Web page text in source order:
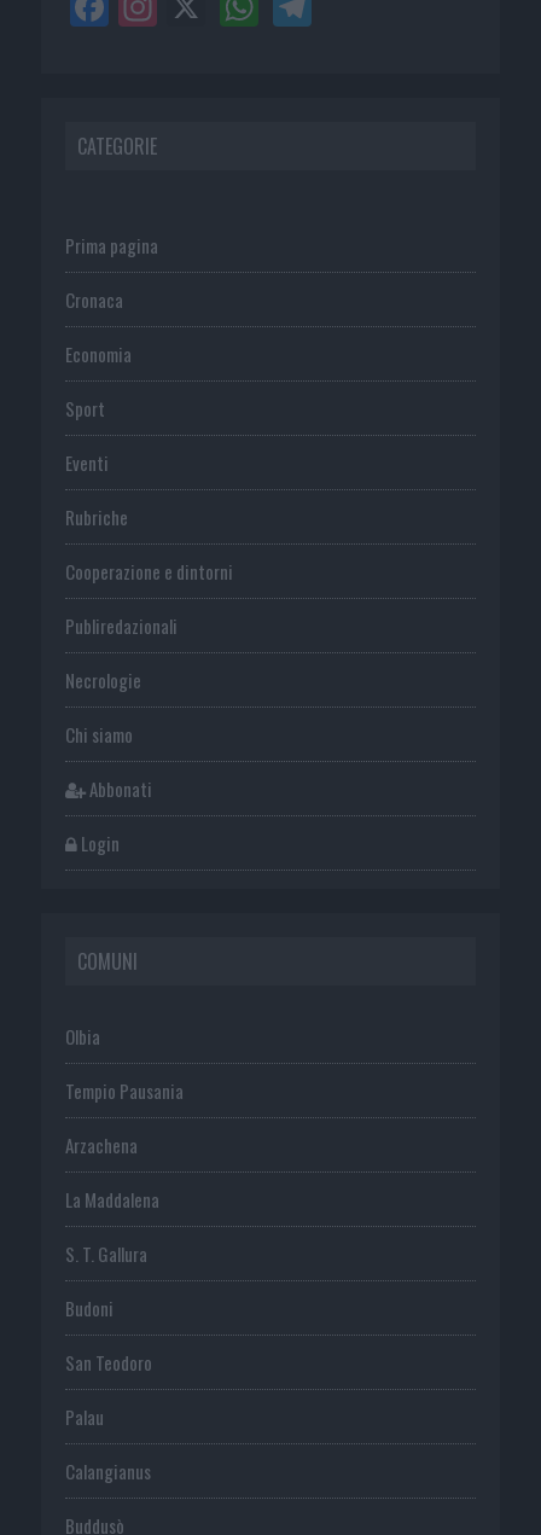
CATEGORIE
Prima pagina
Cronaca
Economia
Sport
Eventi
Rubriche
Cooperazione e dintorni
Publiredazionali
Necrologie
Chi siamo
Abbonati
Login
COMUNI
Olbia
Tempio Pausania
Arzachena
La Maddalena
S. T. Gallura
Budoni
San Teodoro
Palau
Calangianus
Buddusò